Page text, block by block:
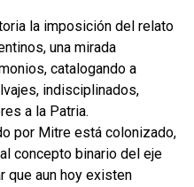
la imposición del relato
una mirada
catalogando a
indisciplinados,
a la Patria.
por Mitre está colonizado,
concepto binario del eje
que aun hoy existen